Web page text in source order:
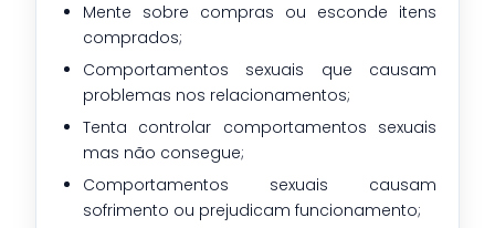
Mente sobre compras ou esconde itens
comprados;
Comportamentos sexuais que causam
problemas nos relacionamentos;
Tenta controlar comportamentos sexuais
mas não consegue;
Comportamentos sexuais causam
sofrimento ou prejudicam funcionamento;